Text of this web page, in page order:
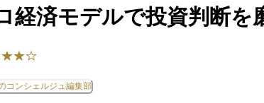
経済モデルで投資判断
コンシェルジュ編集部